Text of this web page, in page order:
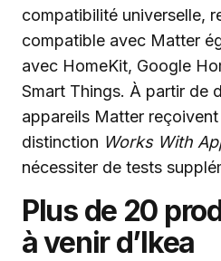
compatibilité universelle,
compatible avec Matter
avec HomeKit, Google
Smart Things. À partir de
appareils Matter
distinction Works With
nécessiter de tests
Plus de 20
à venir d’Ikea